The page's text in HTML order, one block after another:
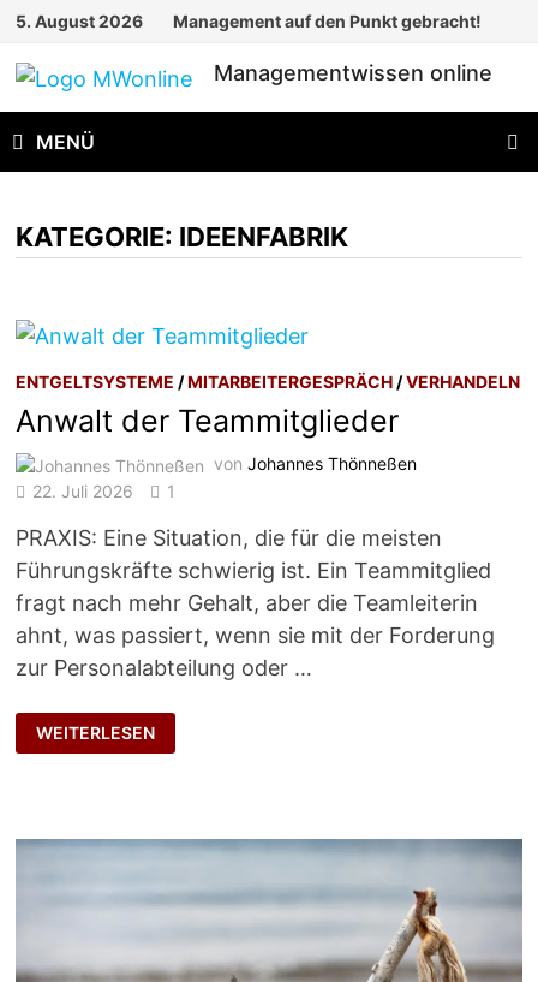
Zum
springen
5. August 2026 Management auf den Punkt gebracht!
Managementwissen online
MENÜ
KATEGORIE: IDEENFABRIK
ENTGELTSYSTEME /MITARBEITERGESPRÄCH /VERHANDELN
Anwalt der Teammitglieder
vonJohannes Thönneßen
22. Juli 2026
1
PRAXIS: Eine Situation, die für die meisten
Führungskräfte schwierig ist. Ein Teammitglied
fragt nach mehr Gehalt, aber die Teamleiterin
ahnt, was passiert, wenn sie mit der Forderung
zur Personalabteilung oder …
ANWALT
DER
TEAMMITGLIEDER
WEITERLESEN